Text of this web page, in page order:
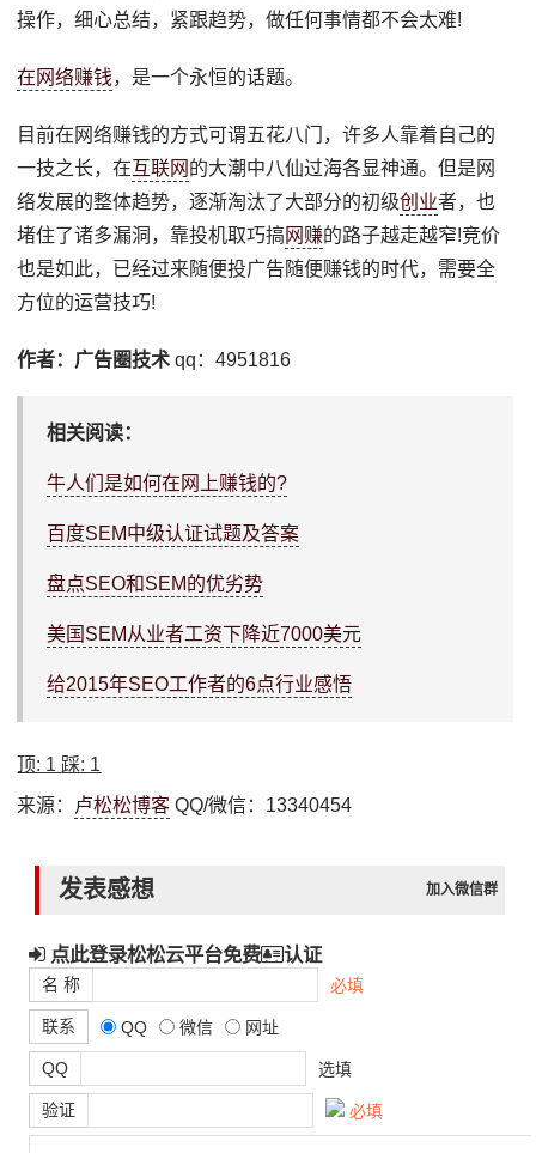
操作，细心总结，紧跟趋势，做任何事情都不会太难!
在网络赚钱，是一个永恒的话题。
目前在网络赚钱的方式可谓五花八门，许多人靠着自己的
一技之长，在互联网 的大潮中八仙过海各显神通。但是网
络发展的整体趋势，逐渐淘汰了大部分的初级创业者，也
堵住了诸多漏洞，靠投机取巧搞网赚的路子越走越窄!竞价
也是如此，已经过来随便投广告随便赚钱的时代，需要全
方位的运营技巧!
作者：广告圈技术 qq：4951816
相关阅读：
牛人们是如何在网上赚钱的?
百度SEM中级认证试题及答案
盘点SEO和SEM的优劣势
美国SEM从业者工资下降近7000美元
给2015年SEO工作者的6点行业感悟
顶: 1 踩: 1
来源： 卢松松博客 QQ/微信：13340454
发表感想 加入微信群
点此登录松松云平台免费 认证
名 称 必填
联系 QQ 微信 网址
QQ 选填
验证 必填